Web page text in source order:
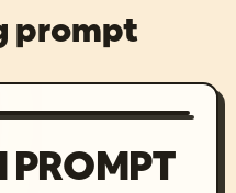
prompt
PROMPT